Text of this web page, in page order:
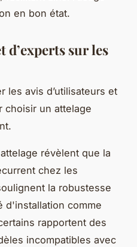
en bon état.
d’experts sur les
les avis d’utilisateurs et
choisir un attelage
révèlent que la
chez les
la robustesse
d'installation comme
rapportent des
incompatibles avec